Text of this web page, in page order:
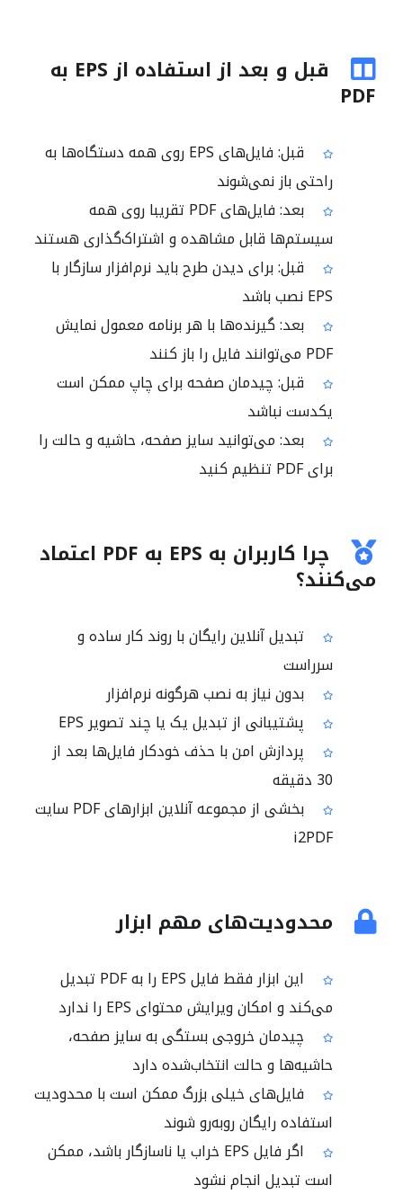
قبل و بعد از استفاده از EPS به
PDF
قبل: فایل‌های EPS روی همه دستگاه‌ها به
راحتی باز نمی‌شوند
بعد: فایل‌های PDF تقریبا روی همه
سیستم‌ها قابل مشاهده و اشتراک‌گذاری هستند
قبل: برای دیدن طرح باید نرم‌افزار سازگار با
EPS نصب باشد
بعد: گیرنده‌ها با هر برنامه معمول نمایش
PDF می‌توانند فایل را باز کنند
قبل: چیدمان صفحه برای چاپ ممکن است
یکدست نباشد
بعد: می‌توانید سایز صفحه، حاشیه و حالت را
برای PDF تنظیم کنید
چرا کاربران به EPS به PDF اعتماد
می‌کنند؟
تبدیل آنلاین رایگان با روند کار ساده و
سرراست
بدون نیاز به نصب هرگونه نرم‌افزار
پشتیبانی از تبدیل یک یا چند تصویر EPS
پردازش امن با حذف خودکار فایل‌ها بعد از
30 دقیقه
بخشی از مجموعه آنلاین ابزارهای PDF سایت
i2PDF
محدودیت‌های مهم ابزار
این ابزار فقط فایل EPS را به PDF تبدیل
می‌کند و امکان ویرایش محتوای EPS را ندارد
چیدمان خروجی بستگی به سایز صفحه،
حاشیه‌ها و حالت انتخاب‌شده دارد
فایل‌های خیلی بزرگ ممکن است با محدودیت
استفاده رایگان روبه‌رو شوند
اگر فایل EPS خراب یا ناسازگار باشد، ممکن
است تبدیل انجام نشود